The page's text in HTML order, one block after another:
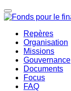
Repères
Organisation
Missions
Gouvernance
Documents
Focus
FAQ